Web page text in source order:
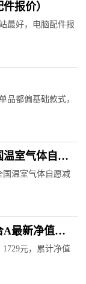
报价）
最好，电脑配件报
品都偏基础款式，
室气体自愿
国温室气体自愿减
A最新净值
元，累计净值